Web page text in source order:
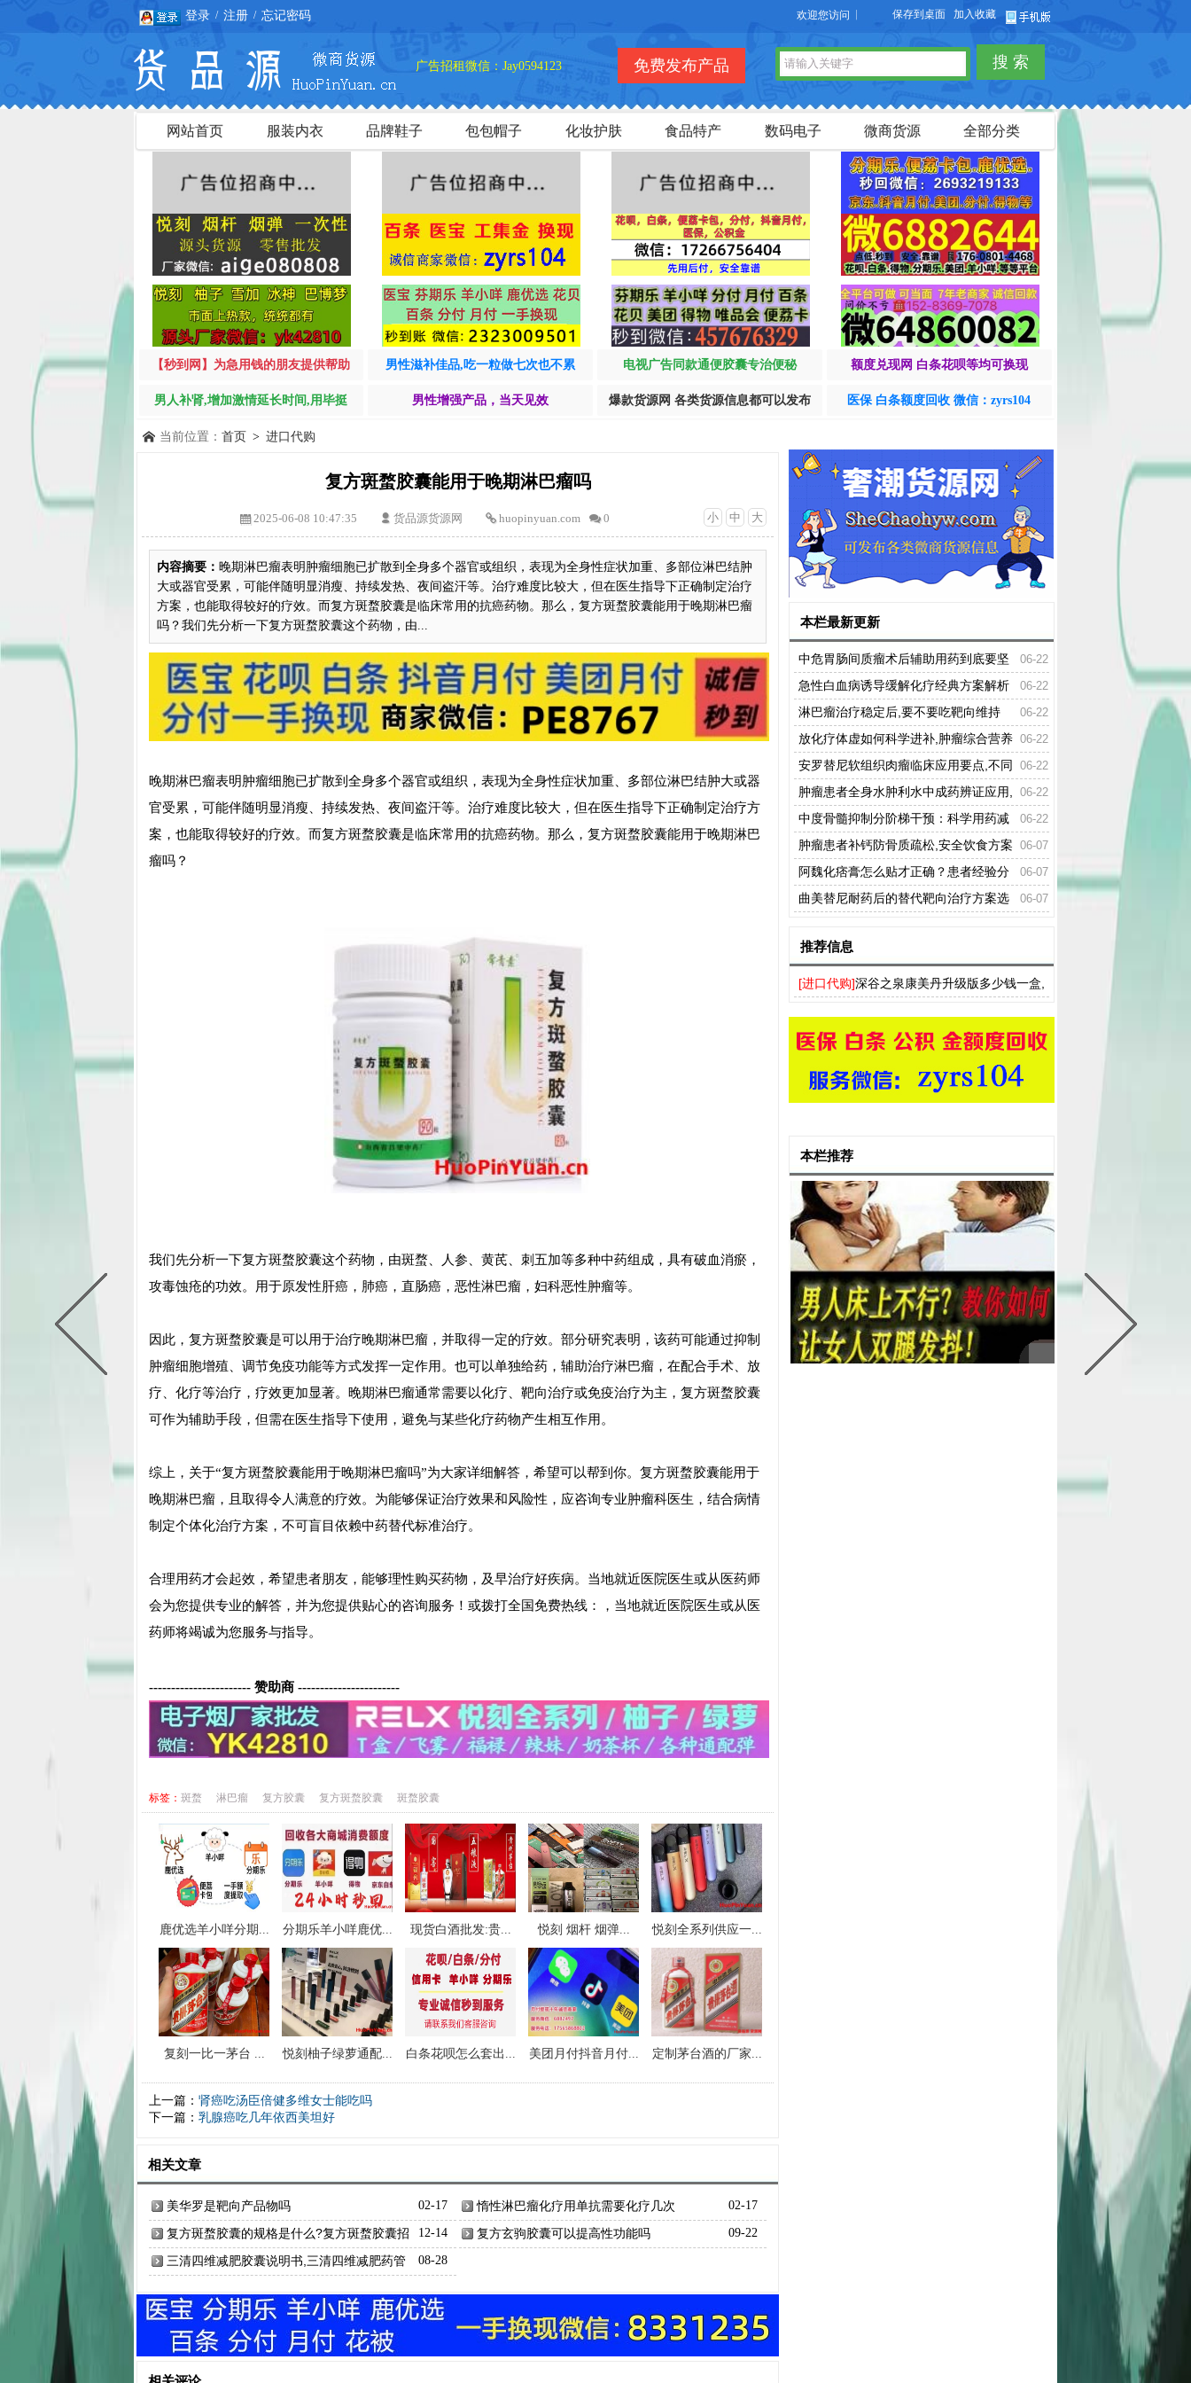
登录 / 注册 / 忘记密码 欢迎您访问【货品源】微商货源网站，本站可以免费发布微商货源信息，免费发布供求信
保存到桌面 加入收藏
广告招租微信：Jay0594123 搜 索
免费发布产品
网站首页 服装内衣 品牌鞋子 包包帽子 化妆护肤 食品特产 数码电子 微商货源 全部分类
【秒到网】为急用钱的朋友提供帮助 男性滋补佳品,吃一粒做七次也不累 电视广告同款通便胶囊专治便秘 额度兑现网 白条花呗等均可换现
男人补肾,增加激情延长时间,用毕挺 男性增强产品，当天见效 爆款货源网 各类货源信息都可以发布 医保 白条额度回收 微信：zyrs104
当前位置： 首页 > 进口代购
复方斑蝥胶囊能用于晚期淋巴瘤吗
小 中 大
2025-06-08 10:47:35 货品源货源网 huopinyuan.com 0
内容摘要： 晚期淋巴瘤表明肿瘤细胞已扩散到全身多个器官或组织，表现为全身性症状加重、多部位淋巴结肿
大或器官受累，可能伴随明显消瘦、持续发热、夜间盗汗等。治疗难度比较大，但在医生指导下正确制定治疗
方案，也能取得较好的疗效。而复方斑蝥胶囊是临床常用的抗癌药物。那么，复方斑蝥胶囊能用于晚期淋巴瘤
吗？我们先分析一下复方斑蝥胶囊这个药物，由...
晚期淋巴瘤表明肿瘤细胞已扩散到全身多个器官或组织，表现为全身性症状加重、多部位淋巴结肿大或器
官受累，可能伴随明显消瘦、持续发热、夜间盗汗等。治疗难度比较大，但在医生指导下正确制定治疗方
案，也能取得较好的疗效。而复方斑蝥胶囊是临床常用的抗癌药物。那么，复方斑蝥胶囊能用于晚期淋巴
瘤吗？
我们先分析一下复方斑蝥胶囊这个药物，由斑蝥、人参、黄芪、刺五加等多种中药组成，具有破血消瘀，
攻毒蚀疮的功效。用于原发性肝癌，肺癌，直肠癌，恶性淋巴瘤，妇科恶性肿瘤等。
因此，复方斑蝥胶囊是可以用于治疗晚期淋巴瘤，并取得一定的疗效。部分研究表明，该药可能通过抑制
肿瘤细胞增殖、调节免疫功能等方式发挥一定作用。也可以单独给药，辅助治疗淋巴瘤，在配合手术、放
疗、化疗等治疗，疗效更加显著。晚期淋巴瘤通常需要以化疗、靶向治疗或免疫治疗为主，复方斑蝥胶囊
可作为辅助手段，但需在医生指导下使用，避免与某些化疗药物产生相互作用。
综上，关于“复方斑蝥胶囊能用于晚期淋巴瘤吗”为大家详细解答，希望可以帮到你。复方斑蝥胶囊能用于
晚期淋巴瘤，且取得令人满意的疗效。为能够保证治疗效果和风险性，应咨询专业肿瘤科医生，结合病情
制定个体化治疗方案，不可盲目依赖中药替代标准治疗。
合理用药才会起效，希望患者朋友，能够理性购买药物，及早治疗好疾病。当地就近医院医生或从医药师
会为您提供专业的解答，并为您提供贴心的咨询服务！或拨打全国免费热线：，当地就近医院医生或从医
药师将竭诚为您服务与指导。
----------------------- 赞助商 -----------------------
标签： 斑蝥 淋巴瘤 复方胶囊 复方斑蝥胶囊 斑蝥胶囊
鹿优选羊小咩分期... 分期乐羊小咩鹿优... 现货白酒批发:贵... 悦刻 烟杆 烟弹... 悦刻全系列供应一...
复刻一比一茅台 ... 悦刻柚子绿萝通配... 白条花呗怎么套出... 美团月付抖音月付... 定制茅台酒的厂家...
上一篇： 肾癌吃汤臣倍健多维女士能吃吗
下一篇： 乳腺癌吃几年依西美坦好
相关文章
02-17
美华罗是靶向产品物吗 02-17
惰性淋巴瘤化疗用单抗需要化疗几次
12-14
复方斑蝥胶囊的规格是什么?复方斑蝥胶囊招
全国经销商
09-22
复方玄驹胶囊可以提高性功能吗
08-28
三清四维减肥胶囊说明书,三清四维减肥药管
本栏最新更新
06-22
中危胃肠间质瘤术后辅助用药到底要坚
持多久？中西结合规范方案 06-22
急性白血病诱导缓解化疗经典方案解析
（适用人群+疗效特点） 06-22
淋巴瘤治疗稳定后,要不要吃靶向维持
药？不同亚型精准选药指南 06-22
放化疗体虚如何科学进补,肿瘤综合营养
辅助用药选型指南 06-22
安罗替尼软组织肉瘤临床应用要点,不同
阶段联用复方万年青胶囊分析 06-22
肿瘤患者全身水肿利水中成药辨证应用,
分证型联合用药解析 06-22
中度骨髓抑制分阶梯干预：科学用药减
毒增效技巧 06-07
肿瘤患者补钙防骨质疏松,安全饮食方案
06-07
阿魏化痞膏怎么贴才正确？患者经验分
享 06-07
曲美替尼耐药后的替代靶向治疗方案选
推荐信息
[进口代购]深谷之泉康美丹升级版多少钱一盒,
本栏推荐